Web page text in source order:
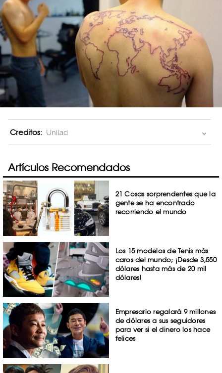
Creditos: Unilad
Artículos Recomendados
21 Cosas sorprendentes que la
gente se ha encontrado
recorriendo el mundo
Los 15 modelos de Tenis más
caros del mundo; ¡Desde 3,550
dólares hasta más de 20 mil
dólares!
Empresario regalará 9 millones
de dólares a sus seguidores
para ver si el dinero los hace
felices